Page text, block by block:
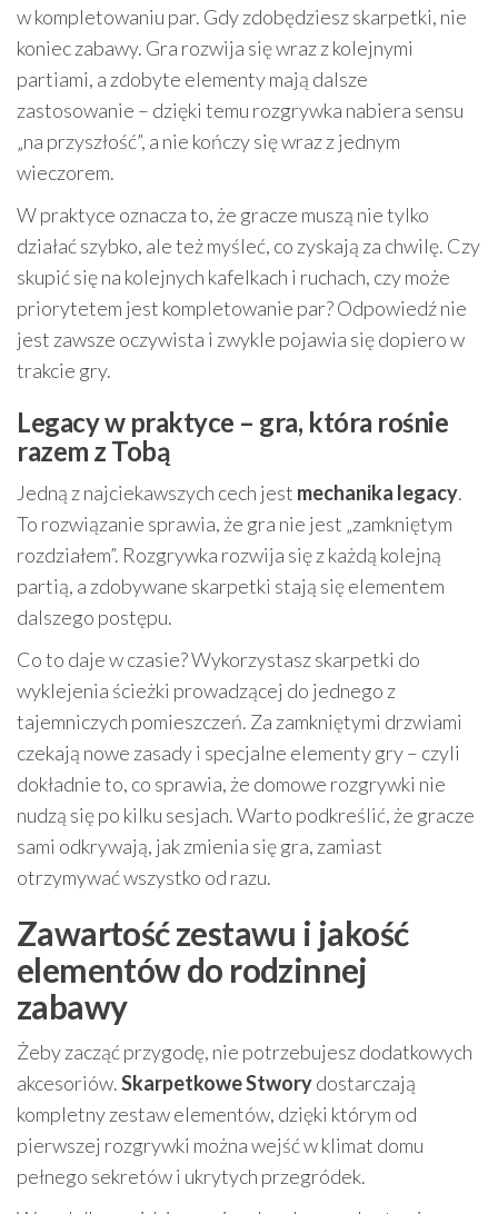
w kompletowaniu par. Gdy zdobędziesz skarpetki, nie
koniec zabawy. Gra rozwija się wraz z kolejnymi
partiami, a zdobyte elementy mają dalsze
zastosowanie – dzięki temu rozgrywka nabiera sensu
„na przyszłość”, a nie kończy się wraz z jednym
wieczorem.
W praktyce oznacza to, że gracze muszą nie tylko
działać szybko, ale też myśleć, co zyskają za chwilę. Czy
skupić się na kolejnych kafelkach i ruchach, czy może
priorytetem jest kompletowanie par? Odpowiedź nie
jest zawsze oczywista i zwykle pojawia się dopiero w
trakcie gry.
Legacy w praktyce – gra, która rośnie
razem z Tobą
Jedną z najciekawszych cech jest mechanika legacy.
To rozwiązanie sprawia, że gra nie jest „zamkniętym
rozdziałem”. Rozgrywka rozwija się z każdą kolejną
partią, a zdobywane skarpetki stają się elementem
dalszego postępu.
Co to daje w czasie? Wykorzystasz skarpetki do
wyklejenia ścieżki prowadzącej do jednego z
tajemniczych pomieszczeń. Za zamkniętymi drzwiami
czekają nowe zasady i specjalne elementy gry – czyli
dokładnie to, co sprawia, że domowe rozgrywki nie
nudzą się po kilku sesjach. Warto podkreślić, że gracze
sami odkrywają, jak zmienia się gra, zamiast
otrzymywać wszystko od razu.
Zawartość zestawu i jakość
elementów do rodzinnej
zabawy
Żeby zacząć przygodę, nie potrzebujesz dodatkowych
akcesoriów.Skarpetkowe Stworydostarczają
kompletny zestaw elementów, dzięki którym od
pierwszej rozgrywki można wejść w klimat domu
pełnego sekretów i ukrytych przegródek.